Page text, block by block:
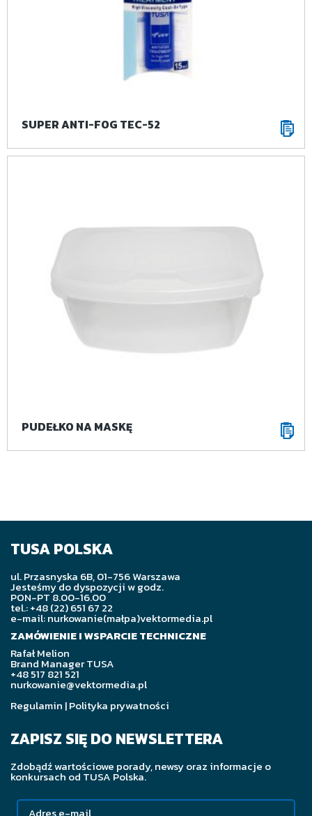
SUPER ANTI-FOG TEC-52
PUDEŁKO NA MASKĘ
TUSA POLSKA
ul. Przasnyska 6B, 01-756 Warszawa
Jesteśmy do dyspozycji w godz.
PON-PT 8.00-16.00
tel.: +48 (22) 651 67 22
e-mail: nurkowanie(małpa)vektormedia.pl
ZAMÓWIENIE I WSPARCIE TECHNICZNE
Rafał Melion
Brand Manager TUSA
+48 517 821 521
nurkowanie@vektormedia.pl
Regulamin |Polityka prywatności
ZAPISZ SIĘ DO NEWSLETTERA
Zdobądź wartościowe porady, newsy oraz informacje o
konkursach od TUSA Polska.